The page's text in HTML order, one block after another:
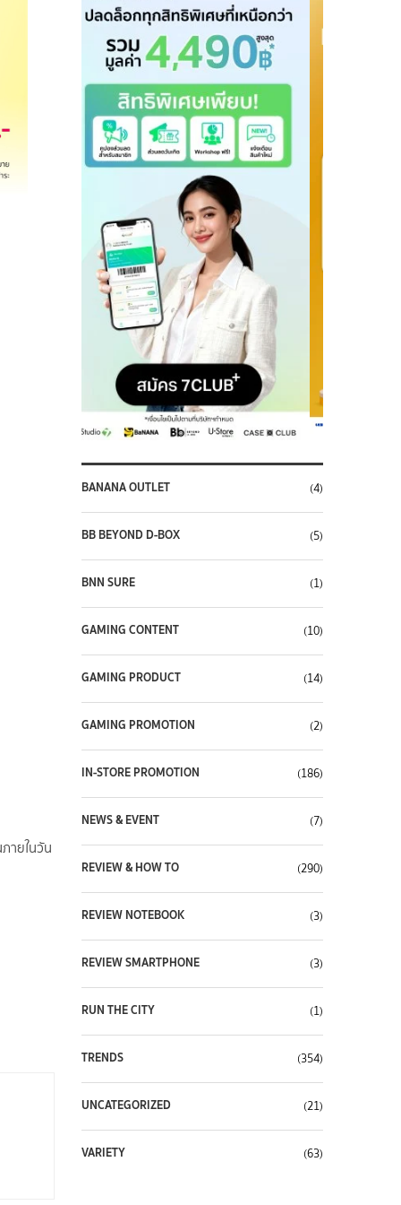
ายในวัน
BANANA OUTLET (4)
BB BEYOND D-BOX (5)
BNN SURE (1)
GAMING CONTENT (10)
GAMING PRODUCT (14)
GAMING PROMOTION (2)
IN-STORE PROMOTION (186)
NEWS & EVENT (7)
REVIEW & HOW TO (290)
REVIEW NOTEBOOK (3)
REVIEW SMARTPHONE (3)
RUN THE CITY (1)
TRENDS (354)
UNCATEGORIZED (21)
VARIETY (63)